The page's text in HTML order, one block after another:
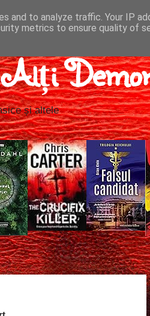
și altele
and to analyze traffic. Your IP
metrics to ensure quality of